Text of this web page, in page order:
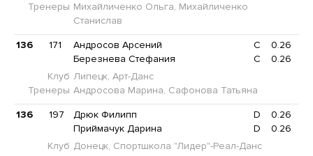
Тренеры Михайличенко Ольга, Михайличенко
Станислав
136 171 Андросов Арсений C
0.26
Березнева Стефания
C
0.26
Клуб Липецк, Арт-Данс
Тренеры Андросова Марина, Сафонова Татьяна
136 197 Дрюк Филипп D
0.26
Приймачук Дарина
D
0.26
Клуб Донецк, Спортшкола "Лидер"-Реал-Данс